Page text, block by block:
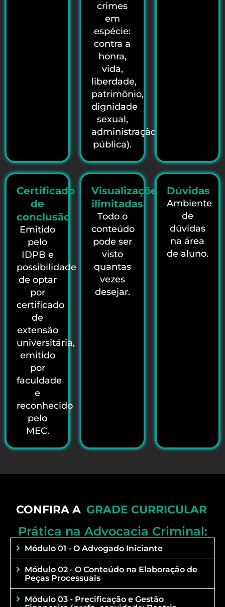
crimes
em
espécie:
contra a
honra,
vida,
liberdade,
patrimônio,
dignidade
sexual,
administração
pública).
Certificado
de
conclusão
Emitido
pelo
IDPB e
possibilidade
de optar
por
certificado
de
extensão
universitária,
emitido
por
faculdade
e
reconhecido
pelo
MEC.
Visualizações
ilimitadas
Todo o
conteúdo
pode ser
visto
quantas
vezes
desejar.
Dúvidas
Ambiente
de
dúvidas
na área
de aluno.
CONFIRA A GRADE CURRICULAR
Prática na Advocacia Criminal:
Módulo 01 - O Advogado Iniciante
Módulo 02 - O Conteúdo na Elaboração de
Peças Processuais
Módulo 03 - Precificação e Gestão